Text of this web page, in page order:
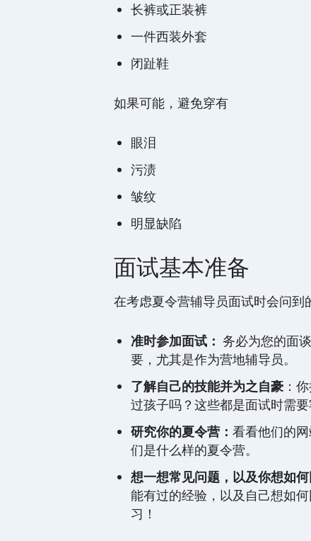
长裤或正装裤
一件西装外套
闭趾鞋
如果可能，避免穿有
眼泪
污渍
皱纹
明显缺陷
面试基本准备
在考虑夏令营辅导员面试时会问到
准时参加面试：务必为您的面
要，尤其是作为营地辅导员。
了解自己的技能并为之自豪 ：
过孩子吗？这些都是面试时需
研究你的夏令营：看看他们的
们是什么样的夏令营。
想一想常见问题，以及你想如
能有过的经验，以及自己想如
习！